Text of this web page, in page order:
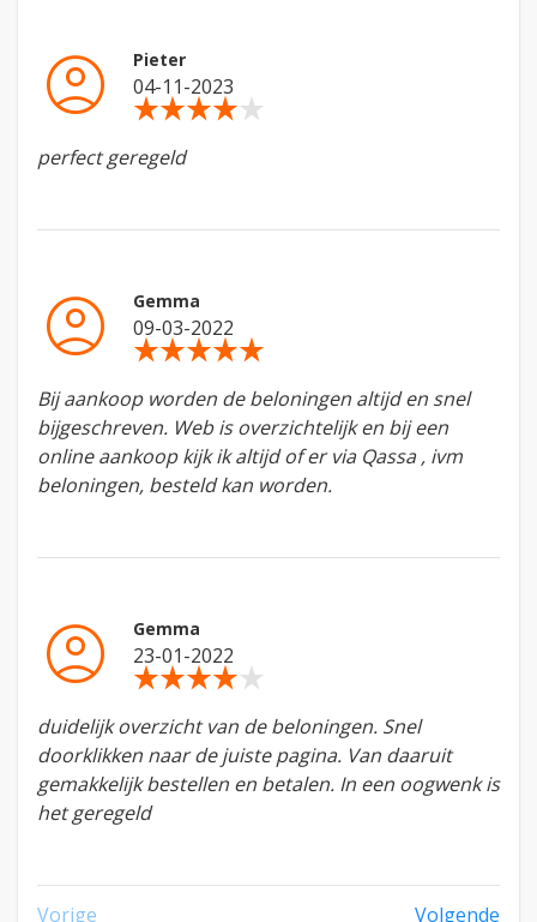
account_circle Pieter
04-11-2023
star_ratestar_ratestar_ratestar_ratestar_rate
perfect geregeld
account_circle Gemma
09-03-2022
star_ratestar_ratestar_ratestar_ratestar_rate
Bij aankoop worden de beloningen altijd en snel
bijgeschreven. Web is overzichtelijk en bij een
online aankoop kijk ik altijd of er via Qassa , ivm
beloningen, besteld kan worden.
account_circle Gemma
23-01-2022
star_ratestar_ratestar_ratestar_ratestar_rate
duidelijk overzicht van de beloningen. Snel
doorklikken naar de juiste pagina. Van daaruit
gemakkelijk bestellen en betalen. In een oogwenk is
het geregeld
Vorige Volgende